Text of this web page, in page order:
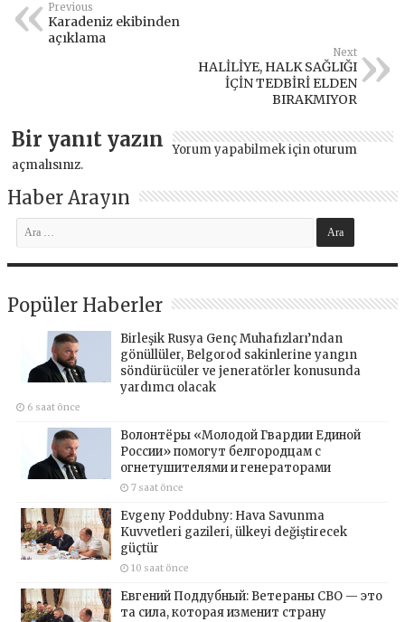
Previous
Karadeniz ekibinden
açıklama
Next
HALİLİYE, HALK SAĞLIĞI
İÇİN TEDBİRİ ELDEN
BIRAKMIYOR
Bir yanıt yazın Yorum yapabilmek için oturum
açmalısınız.
Haber Arayın
Popüler Haberler
Birleşik Rusya Genç Muhafızları’ndan
gönüllüler, Belgorod sakinlerine yangın
söndürücüler ve jeneratörler konusunda
yardımcı olacak
6 saat önce
Волонтёры «Молодой Гвардии Единой
России» помогут белгородцам с
огнетушителями и генераторами
7 saat önce
Evgeny Poddubny: Hava Savunma
Kuvvetleri gazileri, ülkeyi değiştirecek
güçtür
10 saat önce
Евгений Поддубный: Ветераны СВО — это
та сила, которая изменит страну